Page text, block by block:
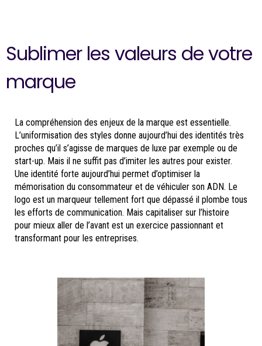
Sublimer les valeurs de votre
marque
La compréhension des enjeux de la marque est essentielle.
L’uniformisation des styles donne aujourd’hui des identités très
proches qu’il s’agisse de marques de luxe par exemple ou de
start-up. Mais il ne suffit pas d’imiter les autres pour exister.
Une identité forte aujourd’hui permet d’optimiser la
mémorisation du consommateur et de véhiculer son ADN. Le
logo est un marqueur tellement fort que dépassé il plombe tous
les efforts de communication. Mais capitaliser sur l’histoire
pour mieux aller de l’avant est un exercice passionnant et
transformant pour les entreprises.